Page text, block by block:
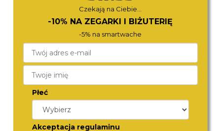
CITIZEN
EL3106-59D
ROSEFIELD
QWSG-Q09
Czekają na Ciebie...
-10% NA ZEGARKI I BIŻUTERIĘ
-5% na smartwache
Płeć
Akceptacja regulaminu